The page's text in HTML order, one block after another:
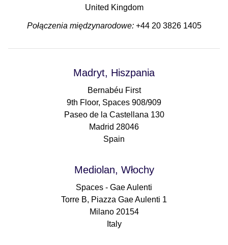
United Kingdom
Połączenia międzynarodowe:+44 20 3826 1405
Madryt, Hiszpania
Bernabéu First
9th Floor, Spaces 908/909
Paseo de la Castellana 130
Madrid 28046
Spain
Mediolan, Włochy
Spaces - Gae Aulenti
Torre B, Piazza Gae Aulenti 1
Milano 20154
Italy